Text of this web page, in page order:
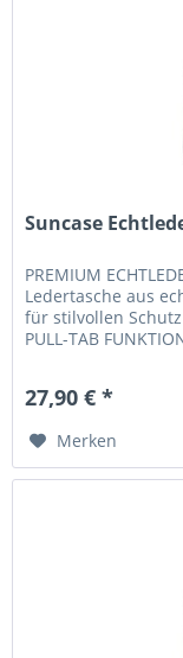
Suncase
PREMIUM
Ledertasche aus
für stilvollen Schutz
PULL-TAB
27,90 € *
Merken